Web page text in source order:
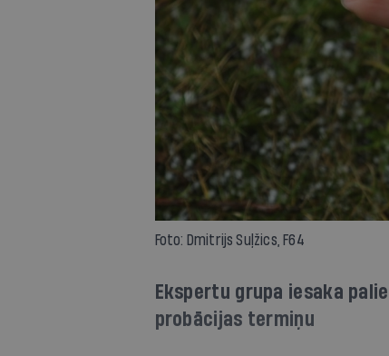
Foto: Dmitrijs Suļžics, F64
Ekspertu grupa iesaka
probācijas termiņu